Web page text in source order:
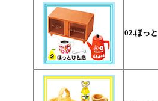
02.ほっ